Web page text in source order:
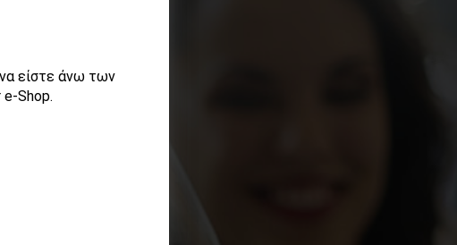
είστε άνω των
Shop.